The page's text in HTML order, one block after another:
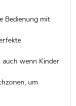
Bedienung mit
wenn Kinder
um